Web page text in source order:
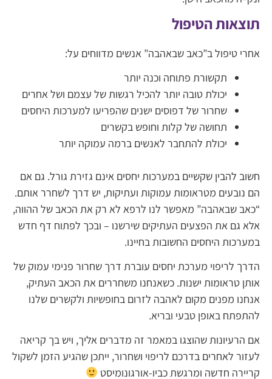
תוצאות הטיפול
אחרי טיפול ב”כאב שבאהבה” אנשים מדווחים על:
תקשורת פתוחה וכנה יותר
יכולת טובה יותר להכיל רגשות של עצמם ושל אחרים
שחרור של דפוסים ישנים שהפריעו למערכות היחסים
תחושה של קלות וחופש בקשרים
יכולת להתחבר לאנשים ברמה עמוקה יותר
חשוב להבין שקשיים במערכות יחסים אינם גזירת גורל. גם אם
הם נובעים מטראומות עמוקות ועתיקות, יש דרך לשחרר אותם.
“כאב שבאהבה” מאפשר לנו לרפא לא רק את הכאב של ההווה,
אלא גם את הפצעים העתיקים שירשנו – ובכך לפתוח דף חדש
במערכות היחסים החשובות בחיינו.
הדרך לריפוי מערכת יחסים עוברת דרך שחרור פנימי עמוק של
אותן טראומות ישנות. כשאנחנו משחררים את הכאב העתיק,
אנחנו מפנים מקום לאהבה לזרום בחופשיות ולקשרים שלנו
להתפתח באופן טבעי ובריא.
אם הרעיונות שהוצגו במאמר זה מדברים אליך, ויש בך קריאה
לעזור לאחרים בדרכם לריפוי ושחרור, ייתכן שהגיע הזמן לשקול
קריירה חדשה ומרגשת כביו-אורגונומיסט